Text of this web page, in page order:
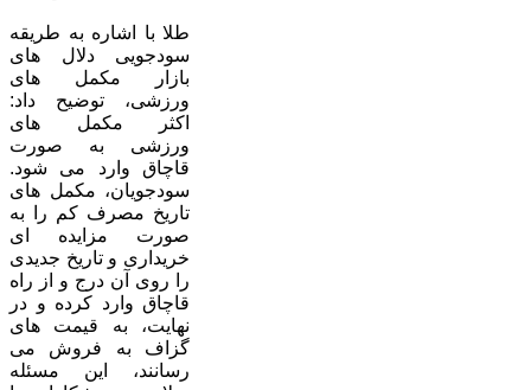
طلا با اشاره به طریقه
سودجویی دلال های
بازار مکمل های
ورزشی، توضیح داد:
اکثر مکمل های
ورزشی به صورت
قاچاق وارد می شود.
سودجویان، مکمل های
تاریخ مصرف کم را به
صورت مزایده ای
خریداری و تاریخ جدیدی
را روی آن درج و از راه
قاچاق وارد کرده و در
نهایت، به قیمت های
گزاف به فروش می
رسانند، این مسئله